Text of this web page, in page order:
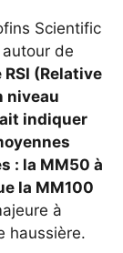
Scientific
de
RSI (Relative
niveau
indiquer
: la MM50 à
la MM100
à
haussière.